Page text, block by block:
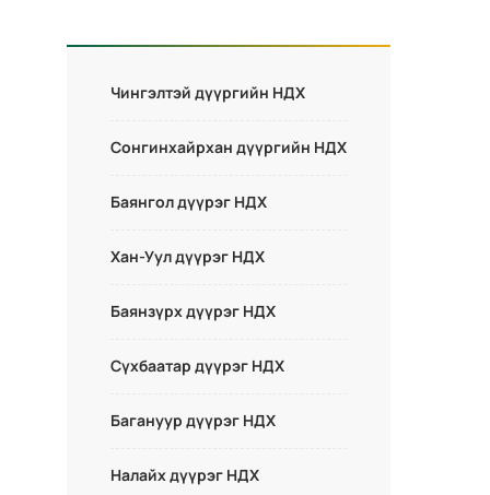
Чингэлтэй дүүргийн НДХ
Сонгинхайрхан дүүргийн НДХ
Баянгол дүүрэг НДХ
Хан-Уул дүүрэг НДХ
Баянзүрх дүүрэг НДХ
Сүхбаатар дүүрэг НДХ
Багануур дүүрэг НДХ
Налайх дүүрэг НДХ